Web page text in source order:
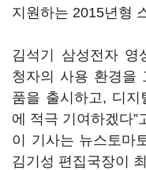
지원하는 2015년형
김석기 삼성전자 영
청자의 사용 환경을
품을 출시하고, 디
에 적극 기여하겠다”
이 기사는 뉴스토마
김기성 편집국장이